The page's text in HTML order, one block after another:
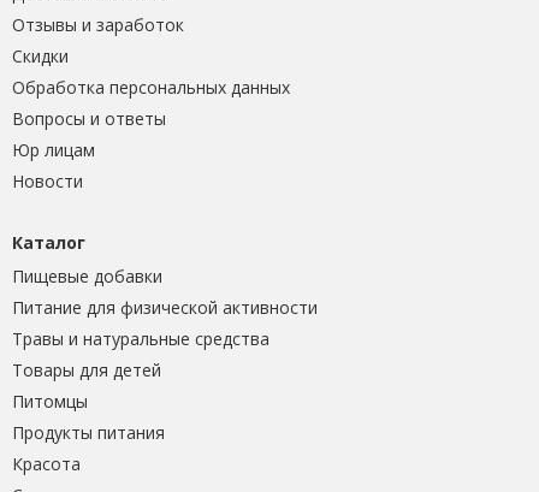
Отзывы и заработок
Скидки
Обработка персональных данных
Вопросы и ответы
Юр лицам
Новости
Каталог
Пищевые добавки
Питание для физической активности
Травы и натуральные средства
Товары для детей
Питомцы
Продукты питания
Красота